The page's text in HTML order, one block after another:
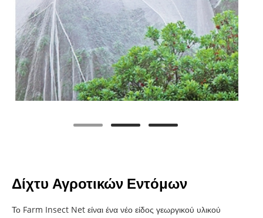
Δίχτυ Αγροτικών Εντόμων
Το Farm Insect Net είναι ένα νέο είδος γεωργικού υλικού